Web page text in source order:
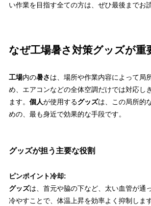
い作業を目指す全ての方は、ぜひ最後までお
なぜ工場暑さ対策グッズが重
工場内の暑さは、場所や作業内容によって局
め、エアコンなどの全体空調だけでは対応し
ます。 個人が使用するグッズは、この局所的
めの、最も身近で効果的な手段です。
グッズが担う主要な役割
ピンポイント冷却:
グッズは、首元や脇の下など、太い血管が通
冷やすことで、体温上昇を効率よく抑制します